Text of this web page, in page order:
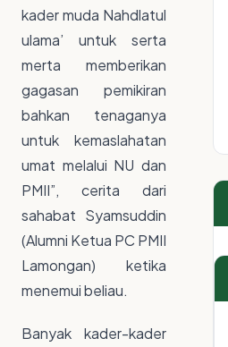
kader muda Nahdlatul
ulama’ untuk serta
merta memberikan
gagasan pemikiran
bahkan tenaganya
untuk kemaslahatan
umat melalui NU dan
PMII”, cerita dari
sahabat Syamsuddin
(Alumni Ketua PC PMII
Lamongan) ketika
menemui beliau.
Banyak kader-kader